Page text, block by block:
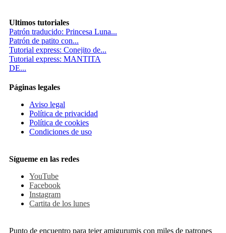
Ultimos tutoriales
Patrón traducido: Princesa Luna...
Patrón de patito con...
Tutorial express: Conejito de...
Tutorial express: MANTITA
DE...
Páginas legales
Aviso legal
Política de privacidad
Política de cookies
Condiciones de uso
Sígueme en las redes
YouTube
Facebook
Instagram
Cartita de los lunes
Punto de encuentro para tejer amigurumis con miles de patrones